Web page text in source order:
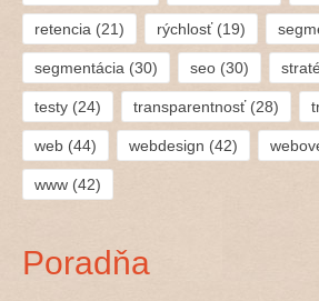
retencia (21) rýchlosť(19)
segmentácia (30) seo(30)
testy (24) transparentnosť(28)
web (44) webdesign (42)
www (42)
Poradňa